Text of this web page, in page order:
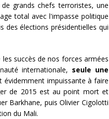
grands chefs terroristes, une
total avec l'impasse politique
des élections présidentielles qui
succès de nos forces armées
internationale, seule une
évidemment impuissante à faire
de 2015 est au point mort et
Barkhane, puis Olivier Cigolotti
du Mali.